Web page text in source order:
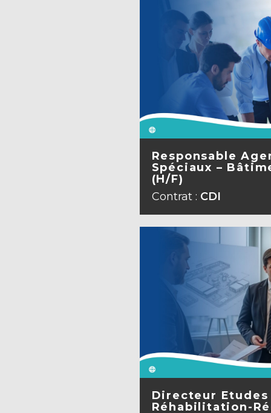
Responsable
Spéciaux –
(H/F)
Contrat : CDI
Directeur
Réhabilitation-